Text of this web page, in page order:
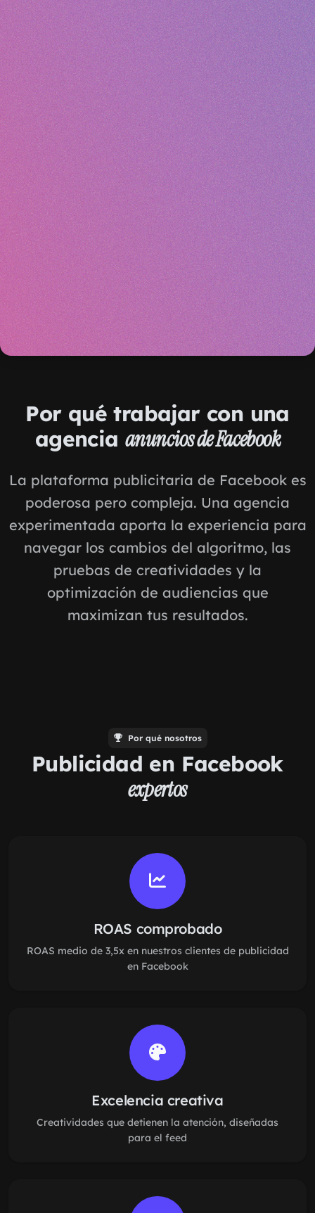
Por qué trabajar con una
agenciaanuncios de Facebook
La plataforma publicitaria de Facebook es
poderosa pero compleja. Una agencia
experimentada aporta la experiencia para
navegar los cambios del algoritmo, las
pruebas de creatividades y la
optimización de audiencias que
maximizan tus resultados.
Por qué nosotros
Publicidad en Facebook
expertos
ROAS comprobado
ROAS medio de 3,5x en nuestros clientes de publicidad
en Facebook
Excelencia creativa
Creatividades que detienen la atención, diseñadas
para el feed